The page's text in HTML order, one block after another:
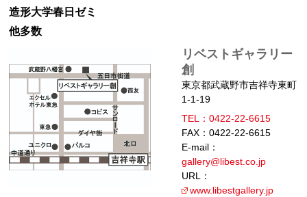
造形大学春日ゼミ
他多数
リベストギャラリー
創
東京都武蔵野市吉祥寺東町
1-1-19
TEL：0422-22-6615
FAX：0422-22-6615
E-mail：
gallery@libest.co.jp
URL：
www.libestgallery.jp